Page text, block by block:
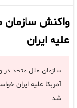
واکنش سازمان
علیه ایران
سازمان ملل متحد در
آمریکا علیه ایران
شد.